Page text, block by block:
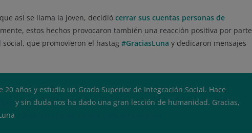
así se llama la joven, decidió cerrar sus cuentas personas de
estos hechos provocaron también una reacción positiva por parte
que promovieron el hastag #GraciasLuna y dedicaron mensajes
20 años y estudia un Grado Superior de Integración Social. Hace
y sin duda nos ha dado una gran lección de humanidad. Gracias,
Rechazar cookies Política de cookies